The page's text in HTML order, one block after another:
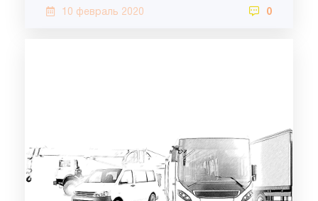
10 февраль 2020 0